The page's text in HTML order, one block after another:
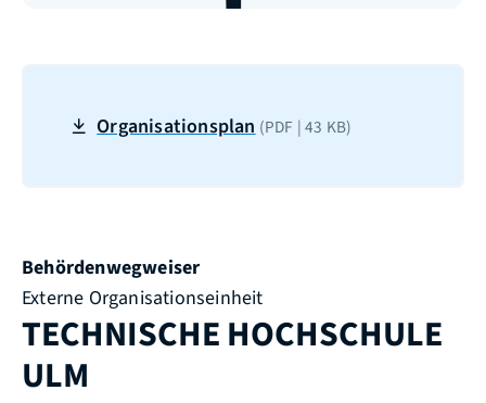
Organisationsplan(PDF | 43 KB)
Behördenwegweiser
Externe Organisationseinheit
TECHNISCHE HOCHSCHULE
ULM